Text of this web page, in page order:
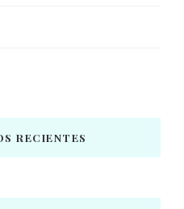
RECIENTES